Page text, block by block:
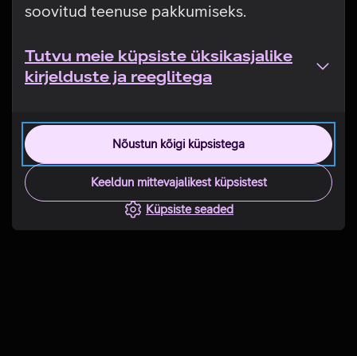
soovitud teenuse pakkumiseks.
Tutvu meie küpsiste üksikasjalike
kirjelduste ja reeglitega
Nõustun kõigi küpsistega
Keeldun mittevajalikest küpsistest
Küpsiste seaded